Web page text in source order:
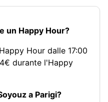
un Happy Hour?
Hour dalle 17:00
durante l'Happy
a Parigi?